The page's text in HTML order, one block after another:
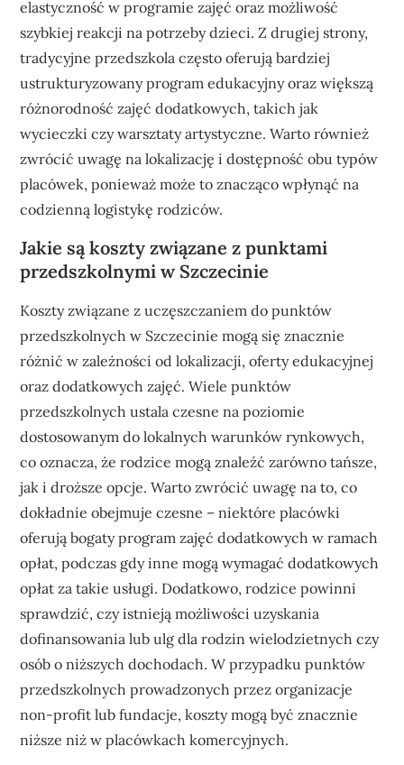
elastyczność w programie zajęć oraz możliwość
szybkiej reakcji na potrzeby dzieci. Z drugiej strony,
tradycyjne przedszkola często oferują bardziej
ustrukturyzowany program edukacyjny oraz większą
różnorodność zajęć dodatkowych, takich jak
wycieczki czy warsztaty artystyczne. Warto również
zwrócić uwagę na lokalizację i dostępność obu typów
placówek, ponieważ może to znacząco wpłynąć na
codzienną logistykę rodziców.
Jakie są koszty związane z punktami
przedszkolnymi w Szczecinie
Koszty związane z uczęszczaniem do punktów
przedszkolnych w Szczecinie mogą się znacznie
różnić w zależności od lokalizacji, oferty edukacyjnej
oraz dodatkowych zajęć. Wiele punktów
przedszkolnych ustala czesne na poziomie
dostosowanym do lokalnych warunków rynkowych,
co oznacza, że rodzice mogą znaleźć zarówno tańsze,
jak i droższe opcje. Warto zwrócić uwagę na to, co
dokładnie obejmuje czesne – niektóre placówki
oferują bogaty program zajęć dodatkowych w ramach
opłat, podczas gdy inne mogą wymagać dodatkowych
opłat za takie usługi. Dodatkowo, rodzice powinni
sprawdzić, czy istnieją możliwości uzyskania
dofinansowania lub ulg dla rodzin wielodzietnych czy
osób o niższych dochodach. W przypadku punktów
przedszkolnych prowadzonych przez organizacje
non-profit lub fundacje, koszty mogą być znacznie
niższe niż w placówkach komercyjnych.